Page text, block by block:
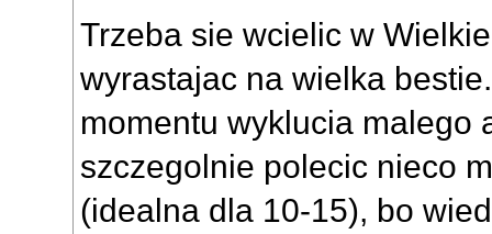
Trzeba sie wcielic w
wyrastajac na wielka
momentu wyklucia malego
szczegolnie polecic nieco
(idealna dla 10-15), bo